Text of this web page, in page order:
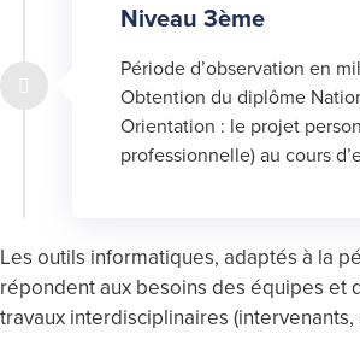
Niveau 3ème
Période d’observation en
Obtention du diplôme
Orientation : le projet
professionnelle) au cours
Les outils informatiques, adaptés à la
répondent aux besoins des équipes et
travaux interdisciplinaires